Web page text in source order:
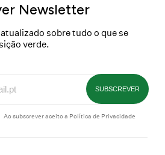
Newsletter
sobre tudo o que se
verde.
Ao subscrever aceito a Política de Privacidade